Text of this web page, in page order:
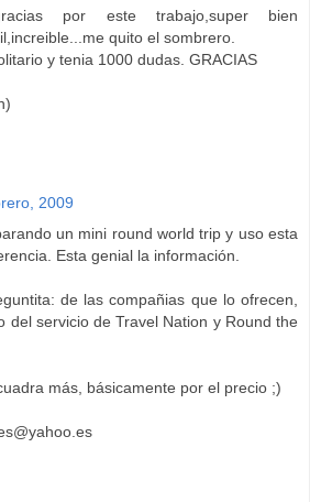
por este trabajo,super bien
quito el sombrero.
y tenia 1000 dudas. GRACIAS
2009
un mini round world trip y uso esta
Esta genial la información.
de las compañias que lo ofrecen,
del servicio de Travel Nation y Round the
más, básicamente por el precio ;)